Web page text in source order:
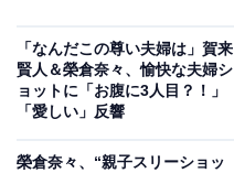
「なんだこの尊い夫婦は」賀来
賢人＆榮倉奈々、愉快な夫婦シ
ョットに「お腹に3人目？！」
「愛しい」反響
榮倉奈々、“親子スリーショッ